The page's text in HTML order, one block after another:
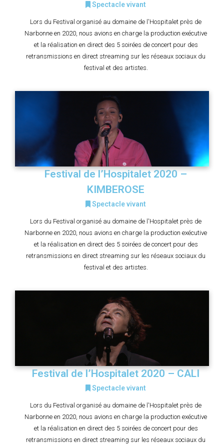
Spectacle vivant
Lors du Festival organisé au domaine de l'Hospitalet près de
Narbonne en 2020, nous avions en charge la production exécutive
et la réalisation en direct des 5 soirées de concert pour des
retransmissions en direct streaming sur les réseaux sociaux du
festival et des artistes.
Festival de l’Hospitalet 2020 –
KIMBEROSE
Spectacle vivant
Lors du Festival organisé au domaine de l'Hospitalet près de
Narbonne en 2020, nous avions en charge la production exécutive
et la réalisation en direct des 5 soirées de concert pour des
retransmissions en direct streaming sur les réseaux sociaux du
festival et des artistes.
Festival de l’Hospitalet 2020 – CALI
Spectacle vivant
Lors du Festival organisé au domaine de l'Hospitalet près de
Narbonne en 2020, nous avions en charge la production exécutive
et la réalisation en direct des 5 soirées de concert pour des
retransmissions en direct streaming sur les réseaux sociaux du